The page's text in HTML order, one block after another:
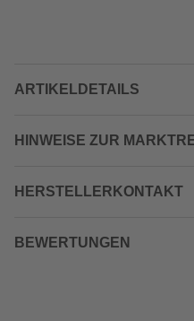
ARTIKELDETAILS
HINWEISE ZUR
HERSTELLERKONTAKT
BEWERTUNGEN